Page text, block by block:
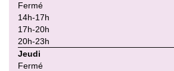
Fermé
14h-17h
17h-20h
20h-23h
Jeudi
Fermé